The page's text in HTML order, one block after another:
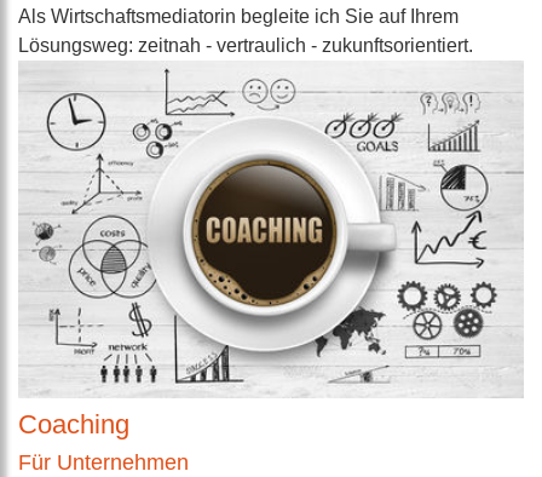
Als Wirtschaftsmediatorin begleite ich Sie auf Ihrem
Lösungsweg: zeitnah - vertraulich - zukunftsorientiert.
Coaching
Für Unternehmen